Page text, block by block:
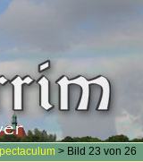
> Bild 23 von 26